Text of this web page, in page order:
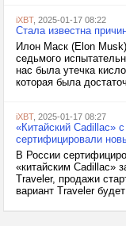
iXBT, 2025-01-17 08:22
Стала известна
Илон Маск (Elon
седьмого
нас была утечка
которая была
iXBT, 2025-01-17 08:27
«Китайский Cadillac»
сертифицировали
В России
«китайским Cadillac»
Traveler, продажи
вариант Traveler